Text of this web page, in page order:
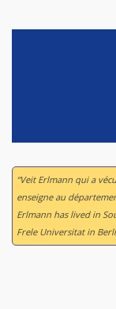
“Veit Erlmann qui a
enseigne au
Erlmann has lived in
Frele Universitat in